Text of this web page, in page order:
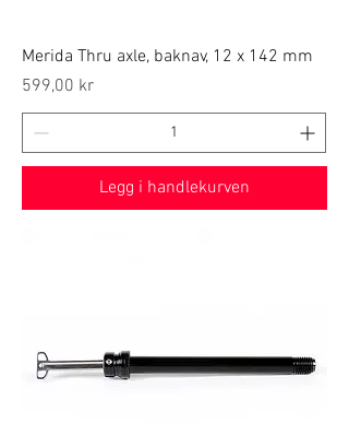
Merida Thru axle, baknav, 12 x 142 mm
Price
599,00 kr
Legg i handlekurven